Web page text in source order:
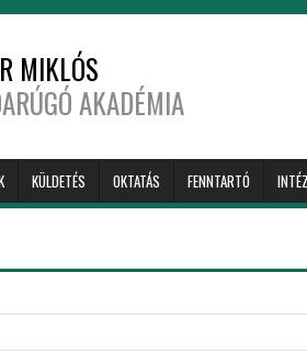
MIKLÓS
AKADÉMIA
KÜLDETÉS OKTATÁS FENNTARTÓ